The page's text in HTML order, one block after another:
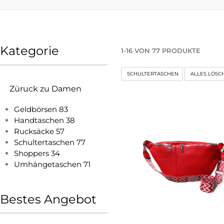
Kategorie
Züruck zu Damen
Geldbörsen 83
Handtaschen 38
Rucksäcke 57
Schultertaschen 77
Shoppers 34
Umhängetaschen 71
Bestes Angebot
1-16VON 77PRODUKTE
SCHULTERTASCHEN ALLES